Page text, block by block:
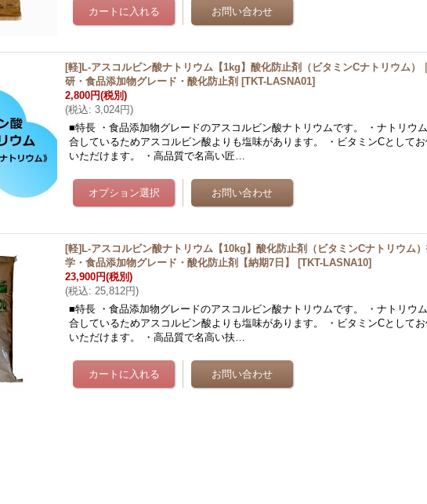
[軽]L-アスコルビン酸ナトリウム【1kg】酸化防止剤（ビタミンCナトリウム）
研・食品添加物グレード・酸化防止剤 [TKT-LASNA01]
2,800円(税別)
(税込: 3,024円)
■特長 ・食品添加物グレードのアスコルビン酸ナトリウムです。 ・ナトリウ
合しているためアスコルビン酸よりも塩味があります。 ・ビタミンCとして
いただけます。 ・高品質で名高い匠…
[軽]L-アスコルビン酸ナトリウム【10kg】酸化防止剤（ビタミンCナトリウム
学・食品添加物グレード・酸化防止剤【納期7日】
[TKT-LASNA10]
23,900円(税別)
(税込: 25,812円)
■特長 ・食品添加物グレードのアスコルビン酸ナトリウムです。 ・ナトリウ
合しているためアスコルビン酸よりも塩味があります。 ・ビタミンCとして
いただけます。 ・高品質で名高い扶…